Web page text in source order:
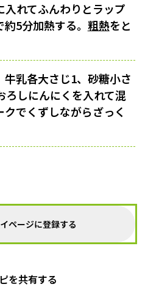
れてふんわりとラップ
5分加熱する。 粗熱をと
牛乳各大さじ1、砂糖小さ
ろしにんにくを入れて混
でくずしながらざっく
ページに登録する
を共有する